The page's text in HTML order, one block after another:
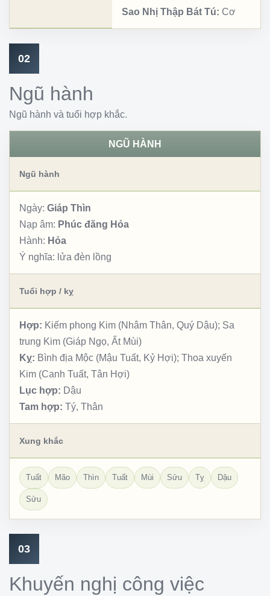
Sao Nhị Thập Bát Tú: Cơ
02
Ngũ hành
Ngũ hành và tuổi hợp khắc.
NGŨ HÀNH
Ngũ hành
Ngày: Giáp Thìn
Nạp âm: Phúc đăng Hỏa
Hành: Hỏa
Ý nghĩa: lửa đèn lồng
Tuổi hợp / kỵ
Hợp: Kiếm phong Kim (Nhâm Thân, Quý Dậu); Sa
trung Kim (Giáp Ngọ, Ất Mùi)
Kỵ: Bình địa Mộc (Mậu Tuất, Kỷ Hợi); Thoa xuyến
Kim (Canh Tuất, Tân Hợi)
Lục hợp: Dậu
Tam hợp: Tý, Thân
Xung khắc
Tuất Mão Thìn Tuất Mùi Sửu Tỵ Dậu
Sửu
03
Khuyến nghị công việc